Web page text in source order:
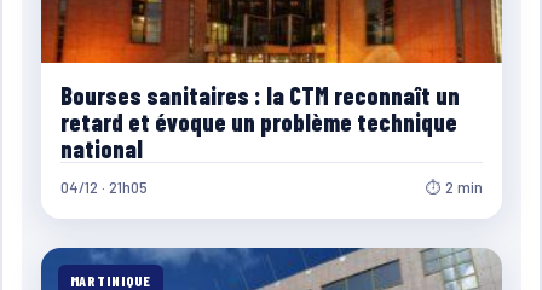
Bourses sanitaires : la CTM reconnaît un
retard et évoque un problème technique
national
04/12 · 21h05 ⏱ 2 min
MARTINIQUE